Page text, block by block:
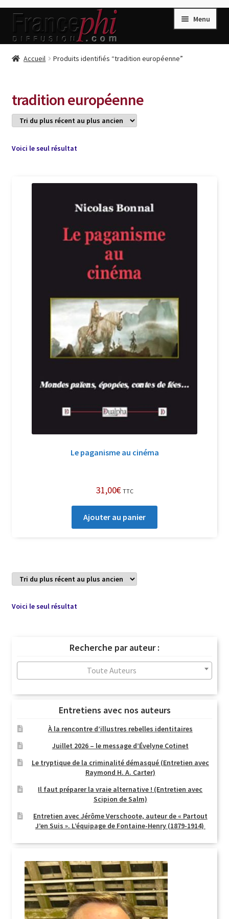
Aller
la
Aller
contenu
Menu
Accueil
Conditions de Vente
Connection
Listes d’Envies
Livres de Peter Randa
Login Customizer
Politique de confidentialité et cookies
Qui sommes-nous ?
Soutien à Philippe Randa
Accueil Produits identifiés “tradition européenne”
tradition européenne
Voici le seul résultat
Le paganisme au cinéma
31,00€ TTC
Ajouter au panier
Voici le seul résultat
Recherche par auteur :
Toute Auteurs
Entretiens avec nos auteurs
À la rencontre d’illustres rebelles identitaires
Juillet 2026 – le message d’Évelyne Cotinet
Le tryptique de la criminalité démasqué (Entretien avec
Raymond H. A. Carter)
Il faut préparer la vraie alternative ! (Entretien avec
Scipion de Salm)
Entretien avec Jérôme Verschoote, auteur de « Partout
J’en Suis ». L’équipage de Fontaine-Henry (1879-1914)